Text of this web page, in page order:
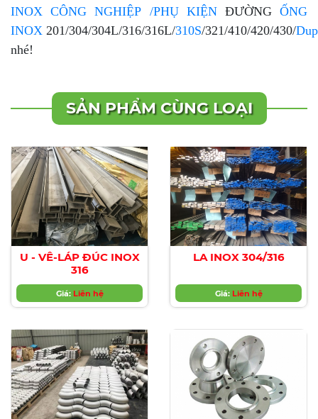
INOX CÔNG NGHIỆP /PHỤ KIỆNĐƯỜNGỐNG
INOX 201/304/304L/316/316L/310S/321/410/420/430/
nhé!
SẢN PHẨM CÙNG LOẠI
U - VÊ-LÁP ĐÚC INOX
316
Giá: Liên hệ
LA INOX 304/316
Giá: Liên hệ